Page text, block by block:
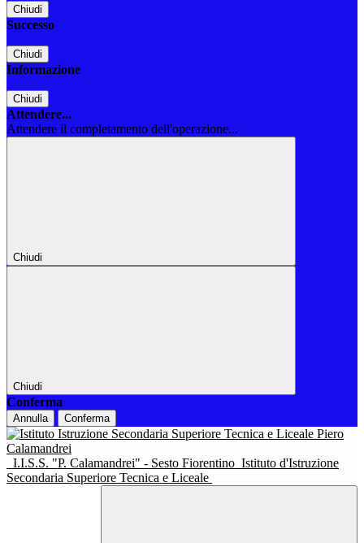
Chiudi
Successo
Chiudi
Informazione
Chiudi
Attendere...
Attendere il completamento dell'operazione...
Chiudi
Chiudi
Conferma
Annulla Conferma
I.I.S.S. "P. Calamandrei" - Sesto Fiorentino Istituto d'Istruzione
Secondaria Superiore Tecnica e Liceale